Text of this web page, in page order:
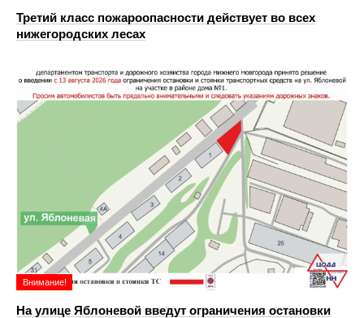
Третий класс пожароопасности действует во всех
нижегородских лесах
Внимание!
На улице Яблоневой введут ограничения остановки